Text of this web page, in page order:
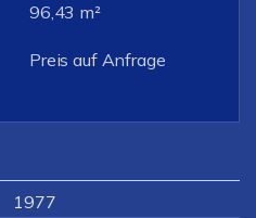
96,43 m²
Preis auf Anfrage
1977